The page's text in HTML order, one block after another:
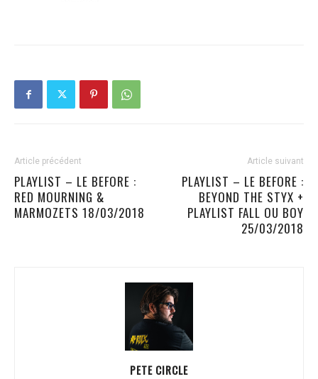
Article précédent
PLAYLIST – LE BEFORE :
RED MOURNING &
MARMOZETS 18/03/2018
Article suivant
PLAYLIST – LE BEFORE :
BEYOND THE STYX +
PLAYLIST FALL OU BOY
25/03/2018
PETE CIRCLE